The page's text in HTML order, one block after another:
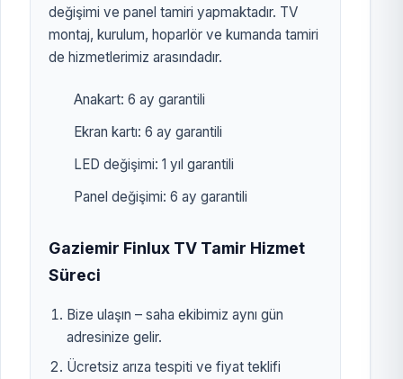
değişimi ve panel tamiri yapmaktadır. TV
montaj, kurulum, hoparlör ve kumanda tamiri
de hizmetlerimiz arasındadır.
Anakart: 6 ay garantili
Ekran kartı: 6 ay garantili
LED değişimi: 1 yıl garantili
Panel değişimi: 6 ay garantili
Gaziemir Finlux TV Tamir Hizmet
Süreci
Bize ulaşın – saha ekibimiz aynı gün
adresinize gelir.
Ücretsiz arıza tespiti ve fiyat teklifi